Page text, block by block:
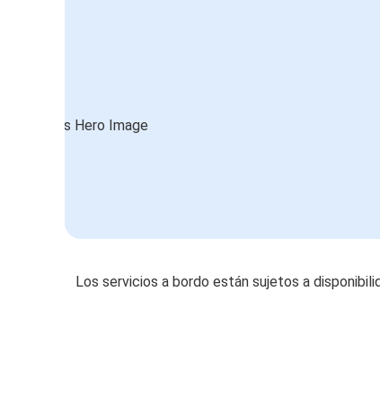
Los servicios a bordo están sujetos a